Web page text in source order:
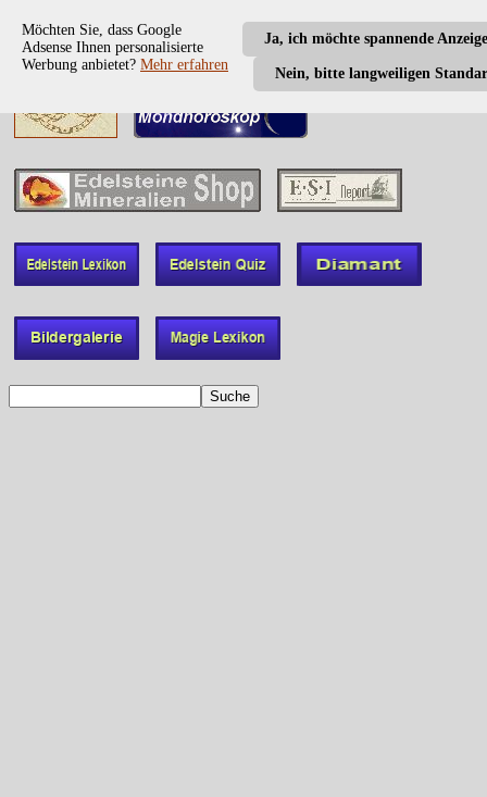
Ja, ich möchte spannende
Nein, bitte langweiligen
Möchten Sie, dass Google
Adsense Ihnen personalisierte
Werbung anbietet? Mehr erfahren